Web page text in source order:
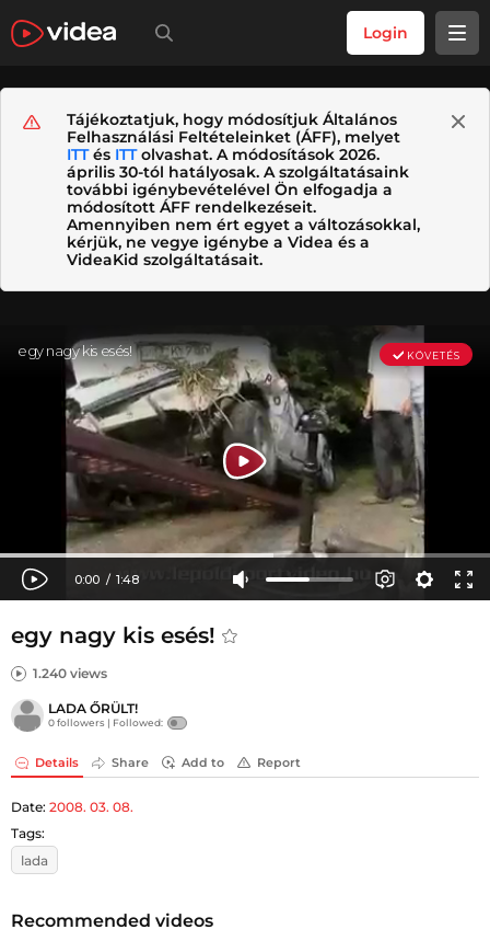
Login
Tájékoztatjuk, hogy módosítjuk Általános
Felhasználási Feltételeinket (ÁFF), melyet
ITTés ITTolvashat. A módosítások 2026.
április 30-tól hatályosak. A szolgáltatásaink
további igénybevételével Ön elfogadja a
módosított ÁFF rendelkezéseit.
Amennyiben nem ért egyet a változásokkal,
kérjük, ne vegye igénybe a Videa és a
VideaKid szolgáltatásait.
egy nagy kis esés!
1.240 views
LADA ŐRÜLT!
0 followers | Followed:
Details Share Add to Report
Date: 2008. 03. 08.
Tags:
lada
Recommended videos